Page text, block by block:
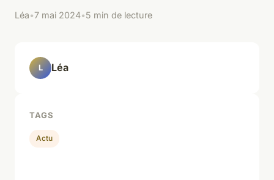
Léa•7 mai 2024•5 min de lecture
L Léa
TAGS
Actu